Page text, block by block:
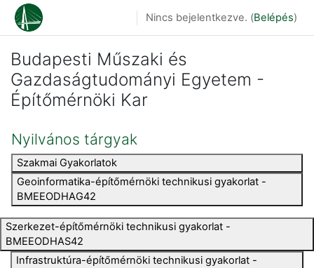
Tovább a fő tartalomhoz
Nincs bejelentkezve. (Belépés)
Budapesti Műszaki és
Gazdaságtudományi Egyetem -
Építőmérnöki Kar
Nyilvános tárgyak
Szakmai Gyakorlatok
Geoinformatika-építőmérnöki technikusi gyakorlat -
BMEEODHAG42
Szerkezet-építőmérnöki technikusi gyakorlat -
BMEEODHAS42
Infrastruktúra-építőmérnöki technikusi gyakorlat -